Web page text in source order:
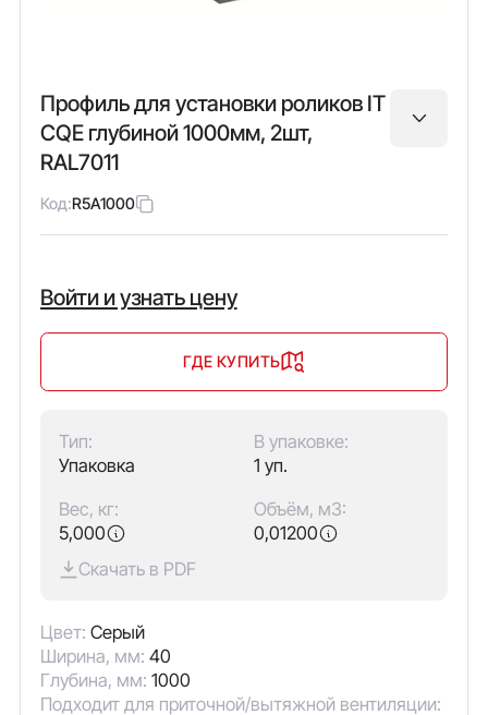
Профиль для установки роликов IT
CQE глубиной 1000мм, 2шт,
RAL7011
Код:R5A1000
Войти и узнать цену
ГДЕ КУПИТЬ
Тип:
Упаковка
В упаковке:
1 уп.
Вес, кг:
5,000
Объём, м3:
0,01200
Скачать в PDF
Цвет: Серый
Ширина, мм: 40
Глубина, мм: 1000
Подходит для приточной/вытяжной вентиляции: